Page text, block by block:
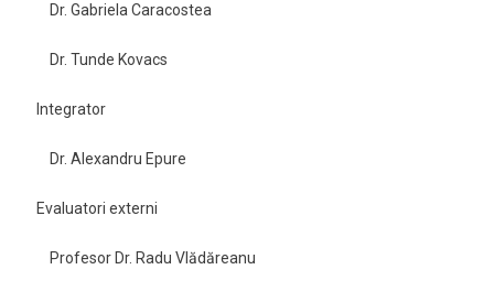
Dr. Gabriela Caracostea
Dr. Tunde Kovacs
Integrator
Dr. Alexandru Epure
Evaluatori externi
Profesor Dr. Radu Vlădăreanu